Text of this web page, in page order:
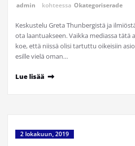
admin kohteessa Okategoriserade
Keskustelu Greta Thunbergistä ja
ota laantuakseen. Vaikka mediassa tätä
koe, että niissä olisi tartuttu oikeisiin
esille vielä oman…
Lue lisää
2 lokakuun, 2019